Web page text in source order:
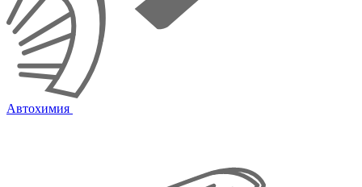
Автохимия